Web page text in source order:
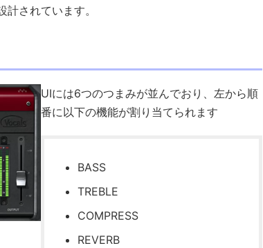
されています。
UIには6つのつまみが並んでおり、左から順
番に以下の機能が割り当てられます
BASS
TREBLE
COMPRESS
REVERB